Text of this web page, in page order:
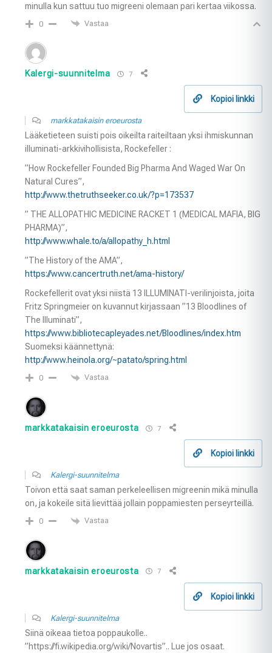
minulla kun sattuu tuo migreeni olemaan pari kertaa viikossa.
0 Vastaa
Kalergi-suunnitelma 7
Kopioi linkki
markkatakaisin eroeurosta
Lääketieteen suisti pois oikeilta raiteiltaan yksi ihmiskunnan
illuminati-arkkivihollisista, Rockefeller :
”How Rockefeller Founded Big Pharma And Waged War On
Natural Cures”,
http://www.thetruthseeker.co.uk/?p=173537
” THE ALLOPATHIC MEDICINE RACKET 1 (MEDICAL MAFIA, BIG
PHARMA)”,
http://www.whale.to/a/allopathy_h.html
”The History of the AMA”,
https://www.cancertruth.net/ama-history/
Rockefellerit ovat yksi niistä 13 ILLUMINATI-verilinjoista, joita
Fritz Springmeier on kuvannut kirjassaan ”13 Bloodlines of
The Illuminati”,
https://www.bibliotecapleyades.net/Bloodlines/index.htm
Suomeksi käännettynä:
http://www.heinola.org/~patato/spring.html
0 Vastaa
markkatakaisin eroeurosta 7
Kopioi linkki
Kalergi-suunnitelma
Toivon että saat saman perkeleellisen migreenin mikä minulla
on, ja kokeile sitä lievittää jollain poppamiesten perseyrteillä.
0 Vastaa
markkatakaisin eroeurosta 7
Kopioi linkki
Kalergi-suunnitelma
Siinä oikeaa tietoa poppaukolle..
”https://fi.wikipedia.org/wiki/Novartis”.. Lue jos osaat.